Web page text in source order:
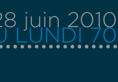
juin 2010
LUNDI 70